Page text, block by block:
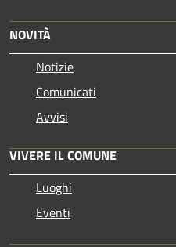
NOVITÀ
Notizie
Comunicati
Avvisi
VIVERE IL COMUNE
Luoghi
Eventi